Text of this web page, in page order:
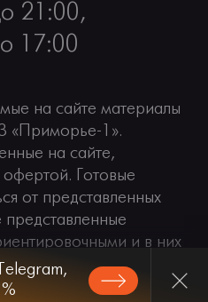
персональных данных
данных
рекламные рассылки
21:00,
17:00
на сайте материалы
«Приморье-1».
на сайте,
офертой. Готовые
от представленных
представленные
и в них